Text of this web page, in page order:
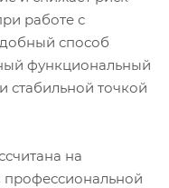
работе с
способ
функциональный
стабильной точкой
на
профессиональной